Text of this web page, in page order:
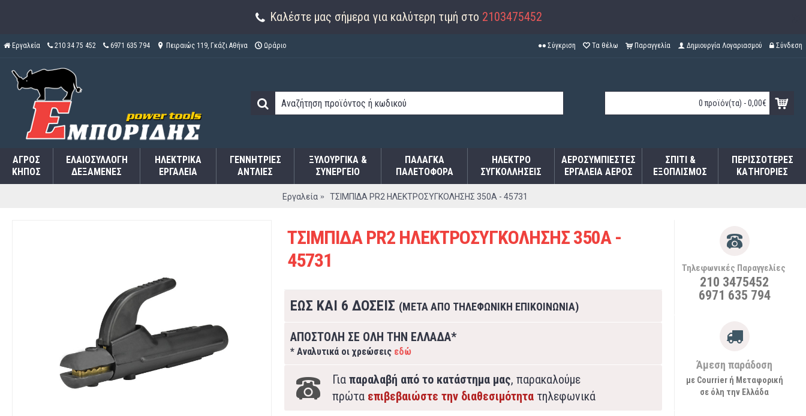
Καλέστε μας σήμερα για καλύτερη τιμή στο 2103475452
Εργαλεία 210 34 75 452 6971 635 794 Πειραιώς 119, Γκάζι Αθήνα Ωράριο Σύγκριση Τα θέλω Παραγγελία Δημιουργία Λογαριασμού Σύνδεση
0 προϊόν(τα) - 0,00€
ΑΓΡΌΣ
ΚΉΠΟΣ
ΕΛΑΙΟΣΥΛΛΟΓΉ
ΔΕΞΑΜΕΝΈΣ
ΗΛΕΚΤΡΙΚΆ
ΕΡΓΑΛΕΊΑ
ΓΕΝΝΉΤΡΙΕΣ
ΑΝΤΛΊΕΣ
ΞΥΛΟΥΡΓΙΚΑ &
ΣΥΝΕΡΓΕΙΟ
ΠΑΛΆΓΚΑ
ΠΑΛΕΤΟΦΌΡΑ
ΗΛΕΚΤΡΟ
ΣΥΓΚΟΛΛΉΣΕΙΣ
ΑΕΡΟΣΥΜΠΙΕΣΤΈΣ
ΕΡΓΑΛΕΊΑ ΑΈΡΟΣ
ΣΠΊΤΙ &
ΕΞΟΠΛΙΣΜΌΣ
ΠΕΡΙΣΣΌΤΕΡΕΣ
ΚΑΤΗΓΟΡΊΕΣ
Εργαλεία ΤΣΙΜΠΙΔΑ PR2 ΗΛΕΚΤΡΟΣΥΓΚΟΛΗΣΗΣ 350Α - 45731
Τηλεφωνικές Παραγγελίες
210 3475452
6971 635 794
Άμεση παράδοση
με Courrier ή Μεταφορική
σε όλη την Ελλάδα
ΤΣΙΜΠΙΔΑ PR2 ΗΛΕΚΤΡΟΣΥΓΚΟΛΗΣΗΣ 350Α -
45731
ΕΩΣ ΚΑΙ 6 ΔΟΣΕΙΣ (ΜΕΤΑ ΑΠΟ ΤΗΛΕΦΩΝΙΚΗ ΕΠΙΚΟΙΝΩΝΙΑ)
ΑΠΟΣΤΟΛΗ ΣΕ ΟΛΗ ΤΗΝ ΕΛΛΑΔΑ*
* Αναλυτικά οι χρεώσεις εδώ
Για παραλαβή από το κατάστημα μας, παρακαλούμε
πρώτα επιβεβαιώστε την διαθεσιμότητατηλεφωνικά